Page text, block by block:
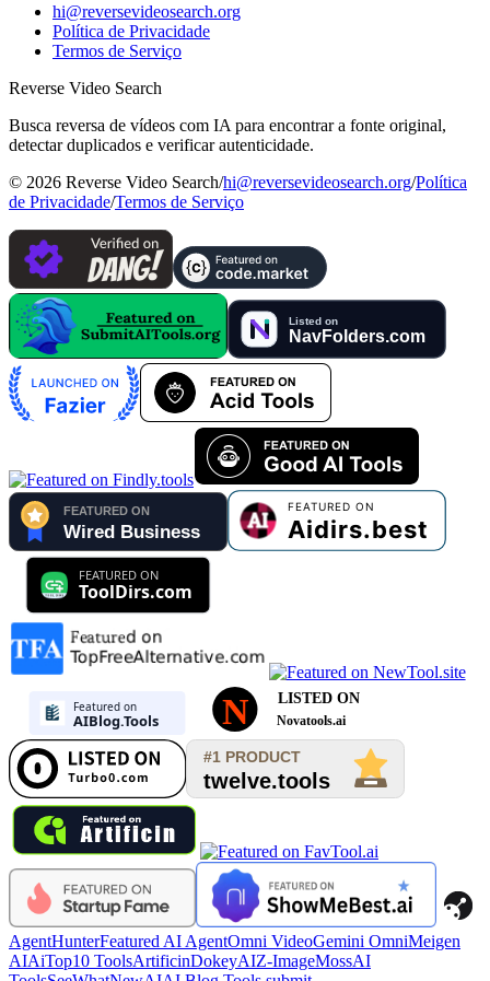
hi@reversevideosearch.org
Política de Privacidade
Termos de Serviço
Reverse Video Search
Busca reversa de vídeos com IA para encontrar a fonte original,
detectar duplicados e verificar autenticidade.
© 2026 Reverse Video Search/hi@reversevideosearch.org/Política
de Privacidade/Termos de Serviço
AgentHunterFeatured AI AgentOmni VideoGemini OmniMeigen
AIAiTop10 ToolsArtificinDokeyAIZ-ImageMossAI